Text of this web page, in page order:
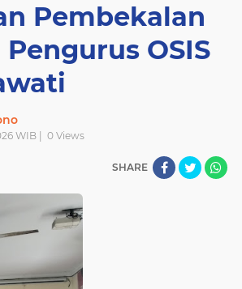
Pembekalan
OSIS
WIB | 0Views
SHARE